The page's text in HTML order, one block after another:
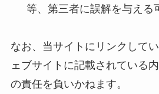
等、第三者に誤解を与える
なお、当サイトにリンクして
ェブサイトに記載されている
の責任を負いかねます。